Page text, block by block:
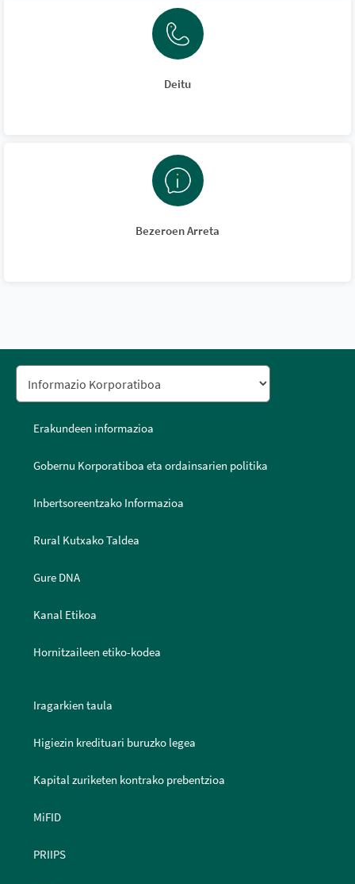
Deitu
Bezeroen Arreta
Erakundeen informazioa
Gobernu Korporatiboa eta ordainsarien politika
Inbertsoreentzako Informazioa
Rural Kutxako Taldea
Gure DNA
Kanal Etikoa
Hornitzaileen etiko-kodea
Iragarkien taula
Higiezin kredituari buruzko legea
Kapital zuriketen kontrako prebentzioa
MiFID
PRIIPS